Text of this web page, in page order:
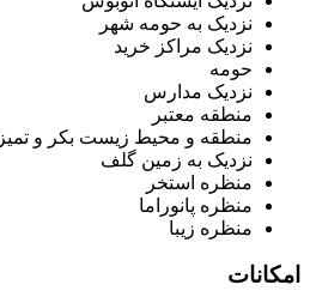
نزدیک به حومه شهر
نزدیک مراکز خرید
حومه
نزدیک مدارس
منطقه معتبر
منطقه و محیط زیست بکر و تمیز
نزدیک به زمین گلف
منظره استخر
منظره پانوراما
منظره زیبا
امکانات